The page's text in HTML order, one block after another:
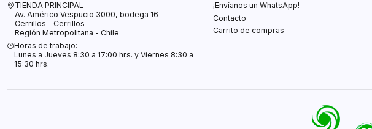
TIENDA PRINCIPAL
Av. Américo Vespucio 3000, bodega 16
Cerrillos - Cerrillos
Región Metropolitana - Chile
Horas de trabajo:
Lunes a Jueves 8:30 a 17:00 hrs. y Viernes 8:30 a
15:30 hrs.
¡Envíanos un WhatsApp!
Contacto
Carrito de compras